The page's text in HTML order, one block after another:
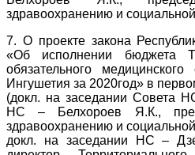
здравоохранению и
7. О проекте закона
«Об исполнении бюджета
обязательного медицинского
Ингушетия за 2020год» в
(докл. на заседании Совета
НС – Белхороев Я.К.,
здравоохранению и
докл. на заседании НС –